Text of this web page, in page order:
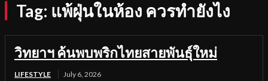
Tag: แพ้ฝุ่นในห้อง ควรทำยังไง
วิทยาฯ ค้นพบพริกไทยสายพันธุ์ใหม่
LIFESTYLE July 6, 2026